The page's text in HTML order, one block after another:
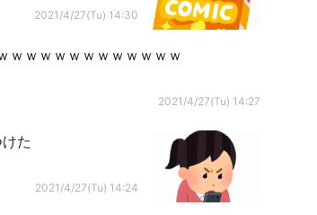
2021/4/27(Tu) 14:30
ｗｗｗｗｗｗｗｗｗｗｗｗ
2021/4/27(Tu) 14:27
た
2021/4/27(Tu) 14:24